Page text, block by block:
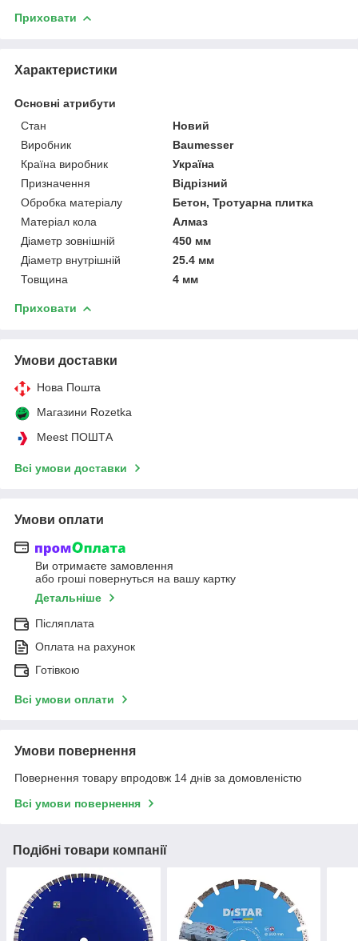
Приховати
Характеристики
Основні атрибути
Стан
Новий
Виробник
Baumesser
Країна виробник
Україна
Призначення
Відрізний
Обробка матеріалу
Бетон, Тротуарна плитка
Матеріал кола
Алмаз
Діаметр зовнішній
450 мм
Діаметр внутрішній
25.4 мм
Товщина
4 мм
Приховати
Умови доставки
Нова Пошта
Магазини Rozetka
Meest ПОШТА
Всі умови доставки
Умови оплати
Ви отримаєте замовлення
або гроші повернуться на вашу картку
Детальніше
Післяплата
Оплата на рахунок
Готівкою
Всі умови оплати
Умови повернення
Повернення товару впродовж 14 днів за домовленістю
Всі умови повернення
Подібні товари компанії